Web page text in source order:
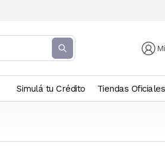
Simulá tu Crédito Tiendas Oficiales